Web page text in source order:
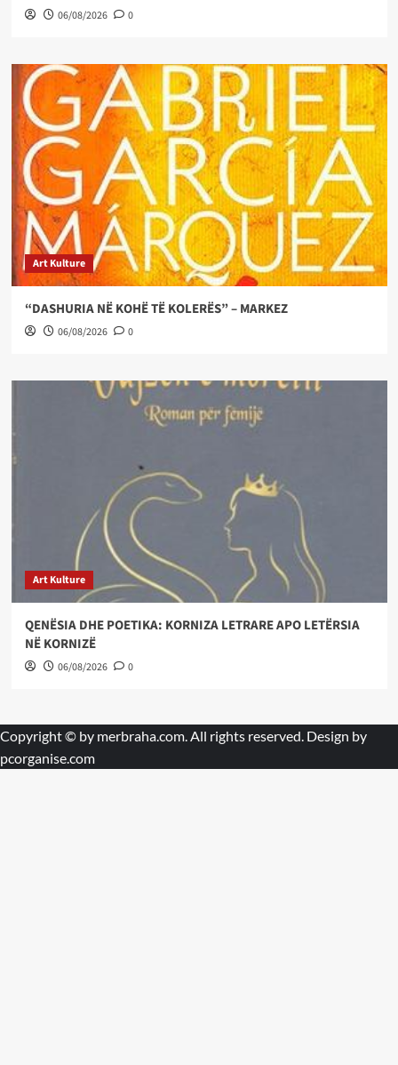
06/08/2026 0
Art Kulture
“DASHURIA NË KOHË TË KOLERËS” – MARKEZ
06/08/2026 0
Art Kulture
QENËSIA DHE POETIKA: KORNIZA LETRARE APO LETËRSIA
NË KORNIZË
06/08/2026 0
Copyright © by merbraha.com. All rights reserved. Design by
pcorganise.com